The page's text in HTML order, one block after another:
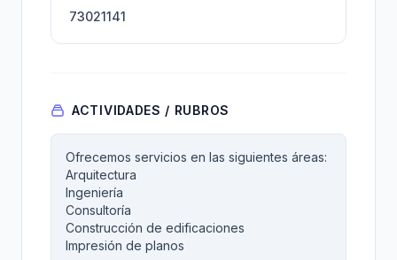
73021141
ACTIVIDADES / RUBROS
Ofrecemos servicios en las siguientes áreas:
Arquitectura
Ingeniería
Consultoría
Construcción de edificaciones
Impresión de planos